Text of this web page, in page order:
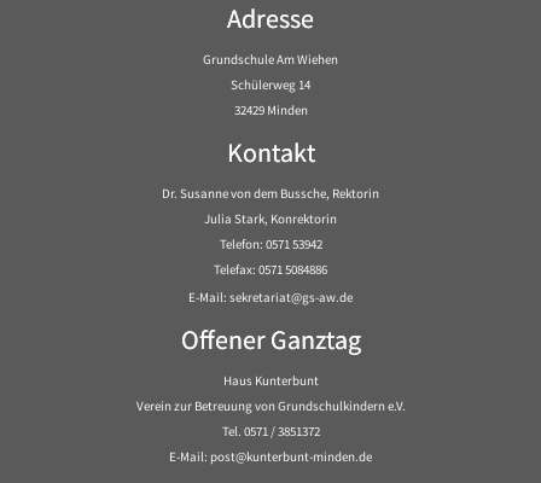
Adresse
Grundschule Am Wiehen
Schülerweg 14
32429 Minden
Kontakt
Dr. Susanne von dem Bussche, Rektorin
Julia Stark, Konrektorin
Telefon: 0571 53942
Telefax: 0571 5084886
E-Mail: sekretariat@gs-aw.de
Offener Ganztag
Haus Kunterbunt
Verein zur Betreuung von Grundschulkindern e.V.
Tel. 0571 / 3851372
E-Mail: post@kunterbunt-minden.de